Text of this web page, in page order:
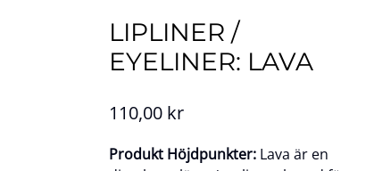
LIPLINER /
EYELINER: LAVA
110,00 krPris
Produkt Höjdpunkter: Lava är en